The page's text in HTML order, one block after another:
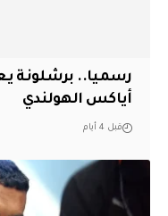
رسميا.. برشلونة
أياكس الهولندي
قبل 4 أيام